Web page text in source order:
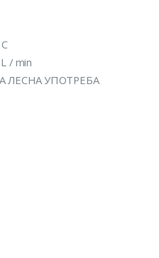
/ min
ЛЕСНА УПОТРЕБА